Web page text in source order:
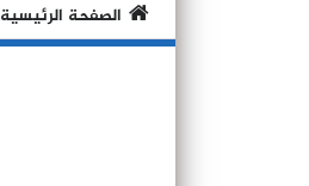
الصفحة الرئيسية